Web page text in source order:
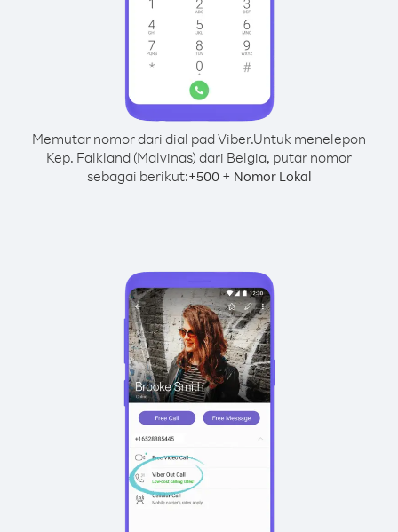
Memutar nomor dari dial pad Viber.Untuk menelepon
Kep. Falkland (Malvinas) dari Belgia, putar nomor
sebagai berikut:+500+ Nomor Lokal